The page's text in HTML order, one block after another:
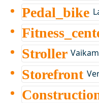
Pedal_bike
Stroller
Storefront